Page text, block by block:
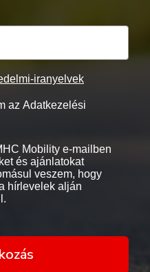
iranyelvek
az Adatkezelési
Mobility e-mailben
és ajánlatokat
veszem, hogy
hírlevelek alján